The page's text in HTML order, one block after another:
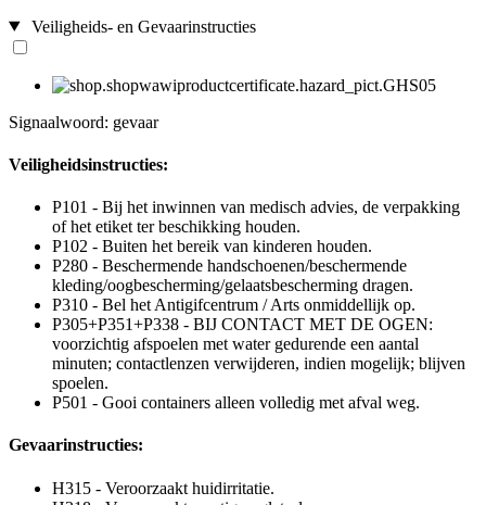
Veiligheids- en Gevaarinstructies
Signaalwoord: gevaar
Veiligheidsinstructies:
P101 - Bij het inwinnen van medisch advies, de verpakking
of het etiket ter beschikking houden.
P102 - Buiten het bereik van kinderen houden.
P280 - Beschermende handschoenen/beschermende
kleding/oogbescherming/gelaatsbescherming dragen.
P310 - Bel het Antigifcentrum / Arts onmiddellijk op.
P305+P351+P338 - BIJ CONTACT MET DE OGEN:
voorzichtig afspoelen met water gedurende een aantal
minuten; contactlenzen verwijderen, indien mogelijk; blijven
spoelen.
P501 - Gooi containers alleen volledig met afval weg.
Gevaarinstructies:
H315 - Veroorzaakt huidirritatie.